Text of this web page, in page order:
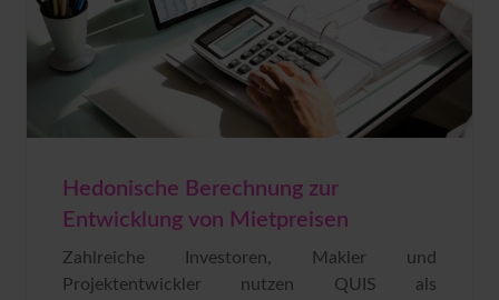
Hedonische Berechnung zur
Entwicklung von Mietpreisen
Zahlreiche Investoren, Makler und
Projektentwickler nutzen QUIS als